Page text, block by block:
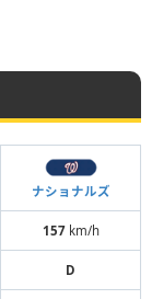
ナショナルズ
157km/h
D